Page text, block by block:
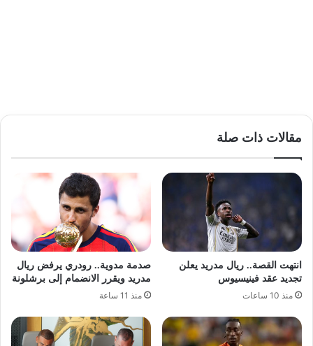
مقالات ذات صلة
انتهت القصة.. ريال مدريد يعلن
تجديد عقد فينيسيوس
منذ 10 ساعات
صدمة مدوية.. رودري يرفض ريال
مدريد ويقرر الانضمام إلى برشلونة
منذ 11 ساعة